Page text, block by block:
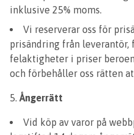
inklusive 25% moms.
Vi reserverar oss för
prisändring från
felaktigheter i priser
och förbehåller oss rätten
Ångerrätt
Vid köp av varor på